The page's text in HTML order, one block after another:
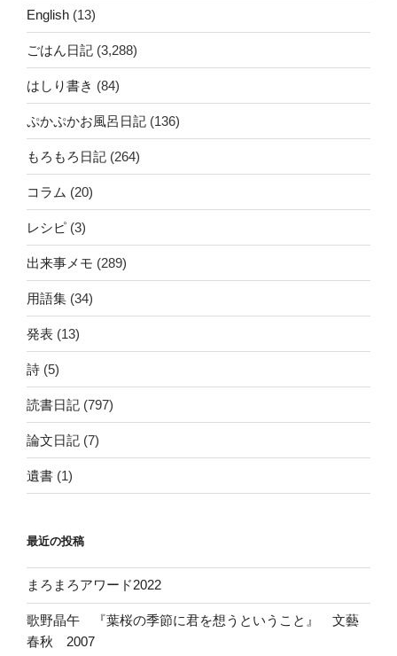
English (13)
ごはん日記 (3,288)
はしり書き (84)
ぷかぷかお風呂日記 (136)
もろもろ日記 (264)
コラム (20)
レシピ (3)
出来事メモ (289)
用語集 (34)
発表 (13)
詩 (5)
読書日記 (797)
論文日記 (7)
遺書 (1)
最近の投稿
まろまろアワード2022
歌野晶午 『葉桜の季節に君を想うということ』 文藝
春秋 2007